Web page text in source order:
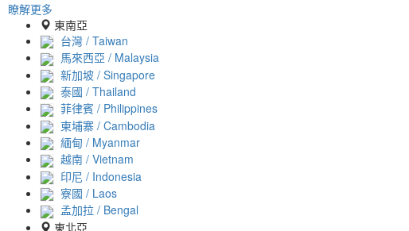
瞭解更多
東南亞
台灣 / Taiwan
馬來西亞 / Malaysia
新加坡 / Singapore
泰國 / Thailand
菲律賓 / Philippines
柬埔寨 / Cambodia
緬甸 / Myanmar
越南 / Vietnam
印尼 / Indonesia
寮國 / Laos
孟加拉 / Bengal
東北亞